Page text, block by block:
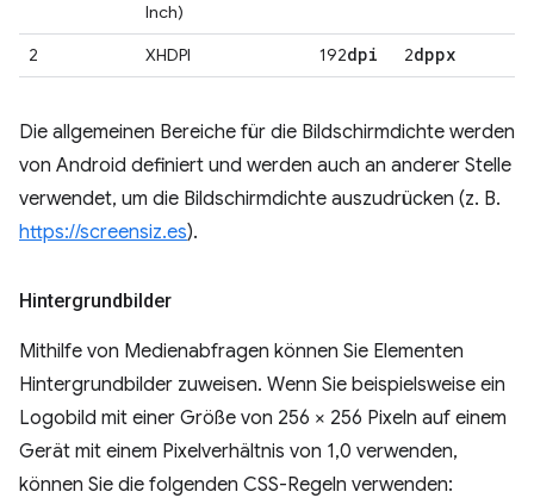
Inch)
2 XHDPI 192dpi 2dppx
Die allgemeinen Bereiche für die Bildschirmdichte werden
von Android definiert und werden auch an anderer Stelle
verwendet, um die Bildschirmdichte auszudrücken (z. B.
https://screensiz.es).
Hintergrundbilder
Mithilfe von Medienabfragen können Sie Elementen
Hintergrundbilder zuweisen. Wenn Sie beispielsweise ein
Logobild mit einer Größe von 256 × 256 Pixeln auf einem
Gerät mit einem Pixelverhältnis von 1,0 verwenden,
können Sie die folgenden CSS-Regeln verwenden: